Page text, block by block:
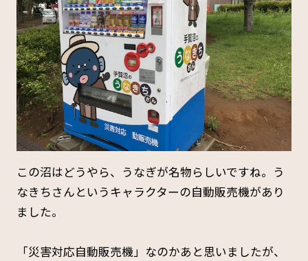
この沼はどうやら、うなぎが名物らしいですね。う
なきちさんというキャラクターの自動販売機があり
ました。
「災害対応自動販売機」なのかあと思いましたが、